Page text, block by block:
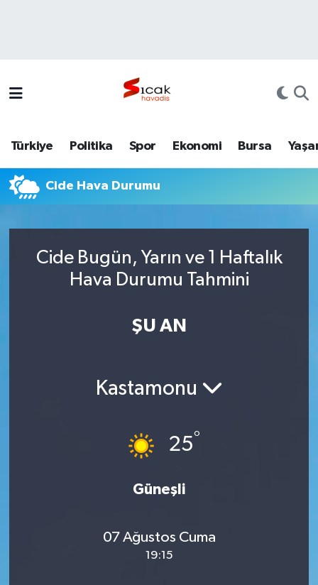
Türkiye Politika Spor Ekonomi Bursa
Cide Hava Durumu
Cide Bugün, Yarın ve 1 Haftalık
Hava Durumu Tahmini
ŞU AN
Kastamonu
25°
Güneşli
07 Ağustos Cuma
19:15
Türkiye
Haber Arşivi